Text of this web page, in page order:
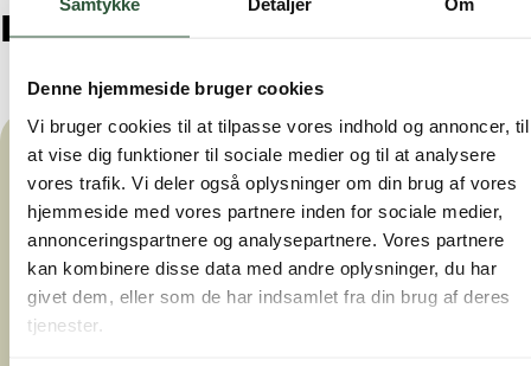
Denne hjemmeside bruger cookies
Vi bruger cookies til at tilpasse vores indhold og annoncer, til
at vise dig funktioner til sociale medier og til at analysere
vores trafik. Vi deler også oplysninger om din brug af vores
hjemmeside med vores partnere inden for sociale medier,
annonceringspartnere og analysepartnere. Vores partnere
kan kombinere disse data med andre oplysninger, du har
givet dem, eller som de har indsamlet fra din brug af deres
tjenester.
Hent logoer i høj opløsning